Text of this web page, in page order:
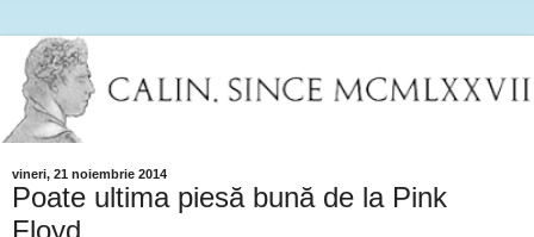
vineri, 21 noiembrie 2014
Poate ultima piesă bună de la Pink
Floyd